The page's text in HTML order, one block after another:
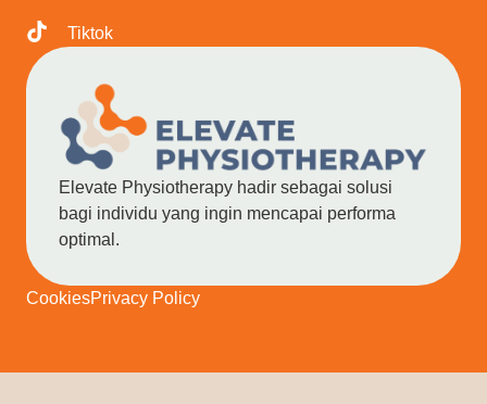
Tiktok
Elevate Physiotherapy hadir sebagai solusi
bagi individu yang ingin mencapai performa
optimal.
CookiesPrivacy Policy